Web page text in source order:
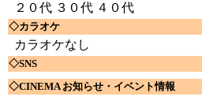
２０代 ３０代 ４０代
◇カラオケ
カラオケなし
◇SNS
◇CINEMA お知らせ・イベント情報